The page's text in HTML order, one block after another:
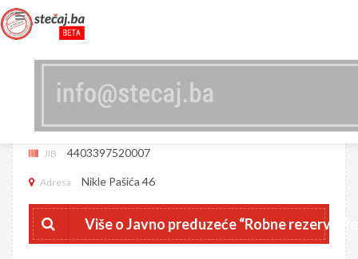
JAVNO PREDUZEĆE “ROBNE REZERVE
JIB 4403397520007
Adresa Nikle Pašića 46
Više o Javno preduzeće “Robne rezerve